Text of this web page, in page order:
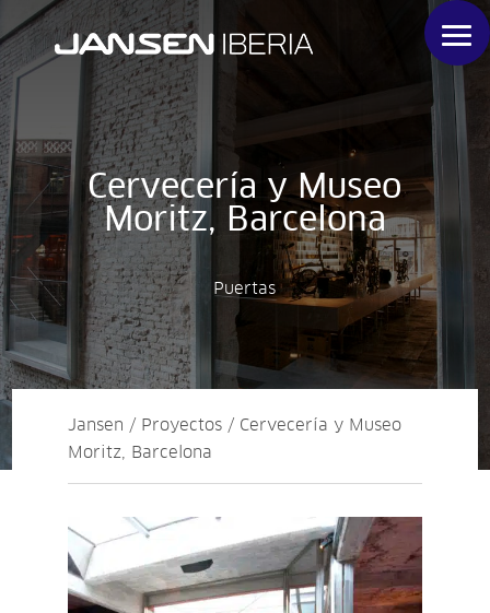
Cervecería y Museo
Moritz, Barcelona
Puertas
Jansen / Proyectos / Cervecería y Museo
Moritz, Barcelona